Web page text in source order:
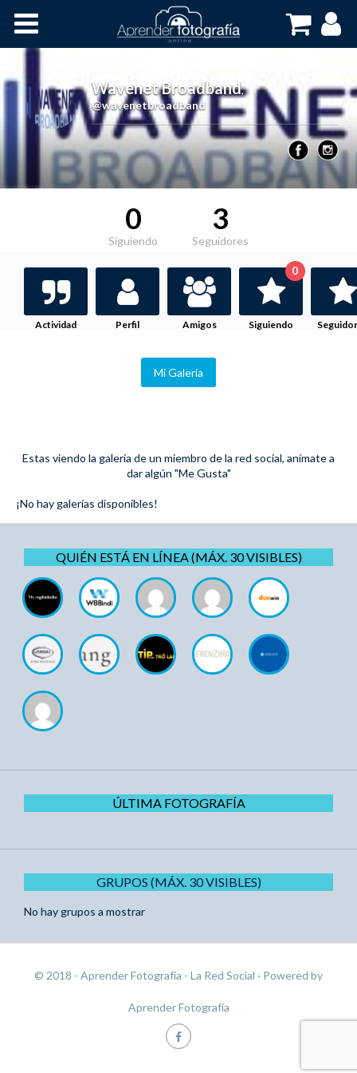
Wavenet Broadband,
@wavenetbroadband
0
Siguiendo
3
Seguidores
Actividad Perfil Amigos Siguiendo
0
Mi Galeria
Estas viendo la galería de un miembro de la red social, anímate a
dar algún "Me Gusta"
¡No hay galerías disponibles!
QUIÉN ESTÁ EN LÍNEA (MÁX. 30 VISIBLES)
ÚLTIMA FOTOGRAFÍA
GRUPOS (MÁX. 30 VISIBLES)
No hay grupos a mostrar
© 2018 - Aprender Fotografía - La Red Social · Powered by
Aprender Fotografía